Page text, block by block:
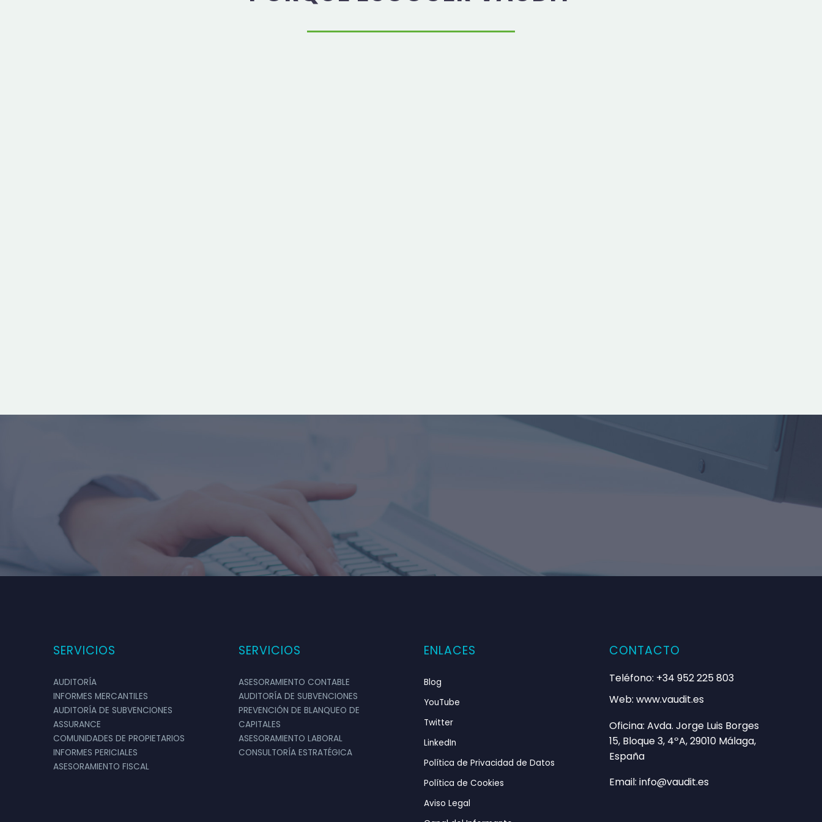
ANTONIO LÓPEZ
Director General
Realmente valoro la rápida implementación del equipo de Vaudit. Se informaron muy bien sobre la cultura y activos de
nuestra empresa y procesos para ofrecernos un servicio personalizado. Antonio
SERVICIOS
AUDITORÍA
INFORMES MERCANTILES
AUDITORÍA DE SUBVENCIONES
ASSURANCE
COMUNIDADES DE PROPIETARIOS
INFORMES PERICIALES
ASESORAMIENTO FISCAL
SERVICIOS
ASESORAMIENTO CONTABLE
AUDITORÍA DE SUBVENCIONES
PREVENCIÓN DE BLANQUEO DE
CAPITALES
ASESORAMIENTO LABORAL
CONSULTORÍA ESTRATÉGICA
ENLACES
Blog
YouTube
Twitter
LinkedIn
Política de Privacidad de Datos
Política de Cookies
Aviso Legal
CONTACTO
Teléfono: +34 952 225 803
Web: www.vaudit.es
Oficina: Avda. Jorge Luis Borges
15, Bloque 3, 4ºA, 29010 Málaga,
España
Email: info@vaudit.es